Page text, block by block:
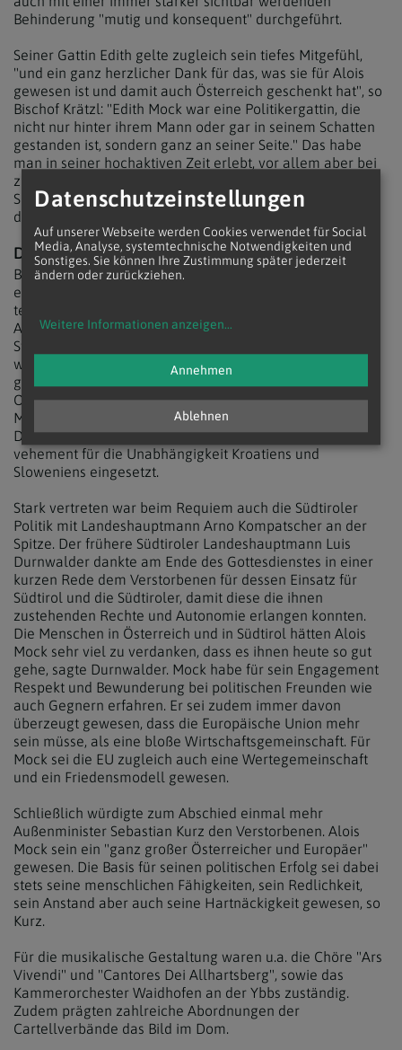
Behinderung "mutig und konsequent" durchgeführt.
Seiner Gattin Edith gelte zugleich sein tiefes Mitgefühl,
"und ein ganz herzlicher Dank für das, was sie für Alois
gewesen ist und damit auch Österreich geschenkt hat", so
Bischof Krätzl: "Edith Mock war eine Politikergattin, die
nicht nur hinter ihrem Mann oder gar in seinem Schatten
gestanden ist, sondern ganz an seiner Seite." Das habe
man in seiner hochaktiven Zeit erlebt, vor allem aber bei
zunehmenden gesundheitlichen Schwierigkeiten.
Schließlich sei sie auch ganz allein bei seinem Sterben
dabei gewesen.
DANK AUS SÜDTIROL
Bundespräsident Alexander van der Bellen konnte wegen
eines Staatsbesuchs in Ungarn nicht am Requiem
teilnehmen. - Er hatte sich zuvor im Kondolenzbuch im
Außenministerium eingetragen und Mock als "großen
Staatsmann und echten Europäer" gewürdigt. - Dafür
waren aus dem Ausland zahlreiche Politiker nach Wien
gekommen; u.a. die kroatische Kulturministerin Nina
Obuljen Korinek, der frühere kroatische Außenminister
Mate Grani und der frühere slowenische Außenminister
Dimitrij Rupel. Mock hatte sich zu seiner aktiven Zeit
vehement für die Unabhängigkeit Kroatiens und
Sloweniens eingesetzt.
Stark vertreten war beim Requiem auch die Südtiroler
Politik mit Landeshauptmann Arno Kompatscher an der
Spitze. Der frühere Südtiroler Landeshauptmann Luis
Durnwalder dankte am Ende des Gottesdienstes in einer
kurzen Rede dem Verstorbenen für dessen Einsatz für
Südtirol und die Südtiroler, damit diese die ihnen
zustehenden Rechte und Autonomie erlangen konnten.
Die Menschen in Österreich und in Südtirol hätten Alois
Mock sehr viel zu verdanken, dass es ihnen heute so gut
gehe, sagte Durnwalder. Mock habe für sein Engagement
Respekt und Bewunderung bei politischen Freunden wie
auch Gegnern erfahren. Er sei zudem immer davon
überzeugt gewesen, dass die Europäische Union mehr
sein müsse, als eine bloße Wirtschaftsgemeinschaft. Für
Mock sei die EU zugleich auch eine Wertegemeinschaft
und ein Friedensmodell gewesen.
Schließlich würdigte zum Abschied einmal mehr
Außenminister Sebastian Kurz den Verstorbenen. Alois
Mock sein ein "ganz großer Österreicher und Europäer"
gewesen. Die Basis für seinen politischen Erfolg sei dabei
stets seine menschlichen Fähigkeiten, sein Redlichkeit,
sein Anstand aber auch seine Hartnäckigkeit gewesen, so
Kurz.
Für die musikalische Gestaltung waren u.a. die Chöre "Ars
Vivendi" und "Cantores Dei Allhartsberg", sowie das
Kammerorchester Waidhofen an der Ybbs zuständig.
Zudem prägten zahlreiche Abordnungen der
Cartellverbände das Bild im Dom.
Datenschutzeinstellungen
Auf unserer Webseite werden Cookies verwendet für Social
Media, Analyse, systemtechnische Notwendigkeiten und
Sonstiges. Sie können Ihre Zustimmung später jederzeit
ändern oder zurückziehen.
Weitere Informationen anzeigen...
Ablehnen
Annehmen